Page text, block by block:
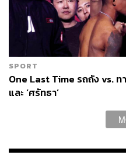
SPORT
One Last Time รถถัง vs. ท
และ ‘ศรัทธา’